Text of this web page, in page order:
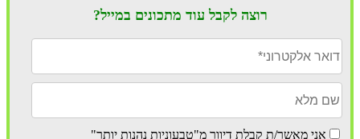
רוצה לקבל עוד מתכונים במייל?
אני מאשר/ת קבלת דיוור מ"טבעוניות נהנות יותר"